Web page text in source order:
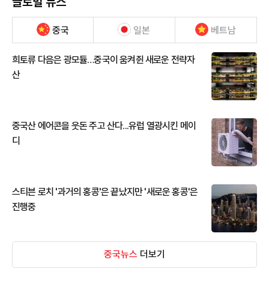
중국 일본 베트남
희토류 다음은 광모듈…중국이 움켜쥔 새로운 전략자
산
중국산 에어콘을 웃돈 주고 산다...유럽 열광시킨 메이
디
스티븐 로치 '과거의 홍콩'은 끝났지만 '새로운 홍콩'은
진행중
중국뉴스 더보기